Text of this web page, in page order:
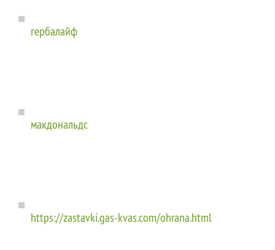
гербалайф
макдональдс
https://zastavki.gas-kvas.com/ohrana.html